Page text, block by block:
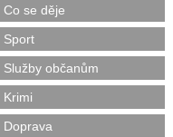
Co se děje
Sport
Služby občanům
Krimi
Doprava